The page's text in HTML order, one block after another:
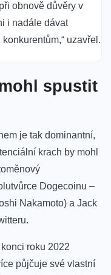
obnově důvěry v
i nadále dávat
uzavřel.
spustit
je tak dominantní,
krach by mohl
Dogecoinu –
Nakamoto) a Jack
roku 2022
půjčuje své vlastní